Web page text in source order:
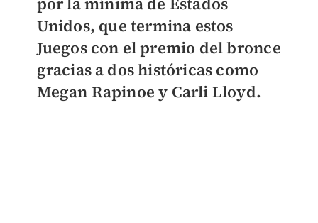
Unidos, que termina estos
Juegos con el premio del bronce
gracias a dos históricas como
Megan Rapinoe y Carli Lloyd.